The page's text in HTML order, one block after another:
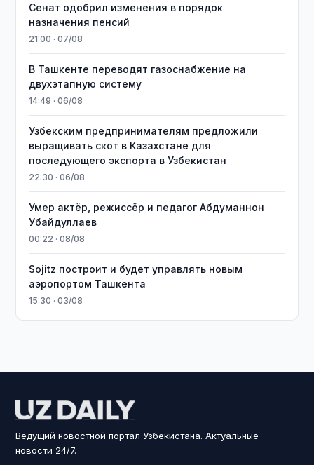
Сенат одобрил изменения в порядок
назначения пенсий
21:00 · 07/08
В Ташкенте переводят газоснабжение на
двухэтапную систему
14:49 · 06/08
Узбекским предпринимателям предложили
выращивать скот в Казахстане для
последующего экспорта в Узбекистан
22:30 · 06/08
Умер актёр, режиссёр и педагог Абдуманнон
Убайдуллаев
00:22 · 08/08
Sojitz построит и будет управлять новым
аэропортом Ташкента
15:30 · 03/08
Ведущий новостной портал Узбекистана. Актуальные
новости 24/7.